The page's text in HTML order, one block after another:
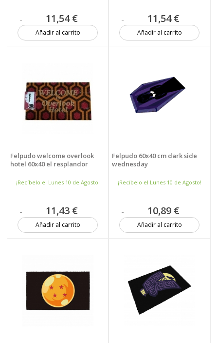
11,54 €
Añadir al carrito
11,54 €
Añadir al carrito
Felpudo welcome overlook
hotel 60x40 el resplandor
¡Recíbelo el Lunes 10 de Agosto!
11,43 €
Añadir al carrito
Felpudo 60x40 cm dark side
wednesday
¡Recíbelo el Lunes 10 de Agosto!
10,89 €
Añadir al carrito